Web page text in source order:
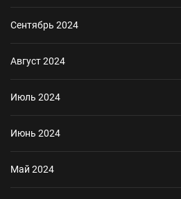
Сентябрь 2024
Август 2024
Июль 2024
Июнь 2024
Май 2024